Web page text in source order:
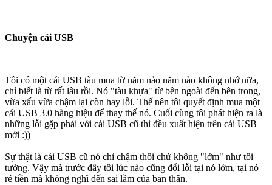
Chuyện cái USB
Tôi có một cái USB tàu mua từ năm nảo năm nào không nhớ nữa,
chỉ biết là từ rất lâu rồi. Nó "tàu khựa" từ bên ngoài đến bên trong,
vừa xấu vừa chậm lại còn hay lỗi. Thế nên tôi quyết định mua một
cái USB 3.0 hàng hiệu để thay thế nó. Cuối cùng tôi phát hiện ra là
những lỗi gặp phải với cái USB cũ thì đều xuất hiện trên cái USB
mới :))
Sự thật là cái USB cũ nó chỉ chậm thôi chứ không "lởm" như tôi
tưởng. Vậy mà trước đây tôi lúc nào cũng đổi lỗi tại nó lởm, tại nó
rẻ tiền mà không nghĩ đến sai lầm của bản thân.